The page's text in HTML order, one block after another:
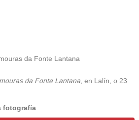
da Fonte Lantana
da Fonte Lantana, en Lalín, o 23
fotografía